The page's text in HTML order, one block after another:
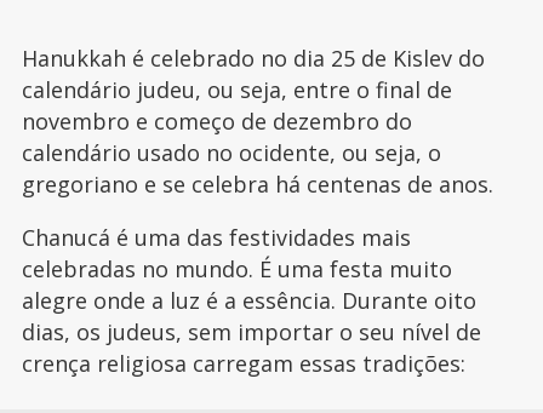
Hanukkah é celebrado no dia 25 de Kislev do
calendário judeu, ou seja, entre o final de
novembro e começo de dezembro do
calendário usado no ocidente, ou seja, o
gregoriano e se celebra há centenas de anos.
Chanucá é uma das festividades mais
celebradas no mundo. É uma festa muito
alegre onde a luz é a essência. Durante oito
dias, os judeus, sem importar o seu nível de
crença religiosa carregam essas tradições: